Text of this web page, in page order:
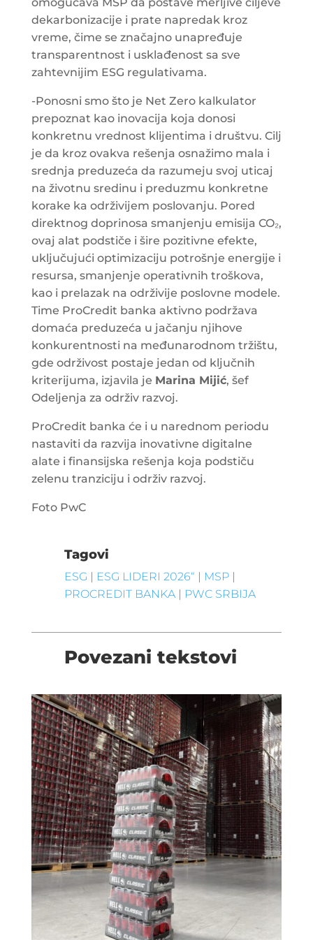
omogućava MSP da postave merljive ciljeve
dekarbonizacije i prate napredak kroz
vreme, čime se značajno unapređuje
transparentnost i usklađenost sa sve
zahtevnijim ESG regulativama.
-Ponosni smo što je Net Zero kalkulator
prepoznat kao inovacija koja donosi
konkretnu vrednost klijentima i društvu. Cilj
je da kroz ovakva rešenja osnažimo mala i
srednja preduzeća da razumeju svoj uticaj
na životnu sredinu i preduzmu konkretne
korake ka održivijem poslovanju. Pored
direktnog doprinosa smanjenju emisija CO₂,
ovaj alat podstiče i šire pozitivne efekte,
uključujući optimizaciju potrošnje energije i
resursa, smanjenje operativnih troškova,
kao i prelazak na održivije poslovne modele.
Time ProCredit banka aktivno podržava
domaća preduzeća u jačanju njihove
konkurentnosti na međunarodnom tržištu,
gde održivost postaje jedan od ključnih
kriterijuma, izjavila je Marina Mijić, šef
Odeljenja za održiv razvoj.
ProCredit banka će i u narednom periodu
nastaviti da razvija inovativne digitalne
alate i finansijska rešenja koja podstiču
zelenu tranziciju i održiv razvoj.
Foto PwC
Tagovi
ESG ESG LIDERI 2026“ MSP|
PROCREDIT BANKA| PWC SRBIJA
Povezani tekstovi